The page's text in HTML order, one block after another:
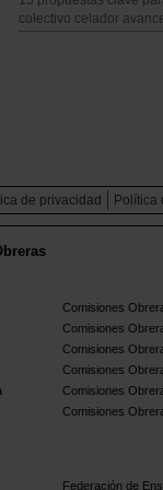
colectivo celador
de privacidad Política
Comisiones
Comisiones
Comisiones
Comisiones
Comisiones
Comisiones
Federación de